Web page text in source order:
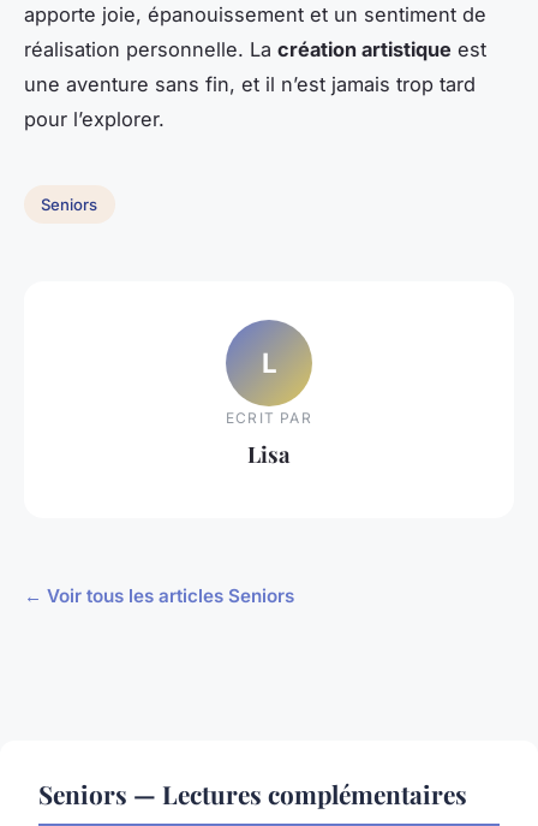
apporte joie, épanouissement et un sentiment de
réalisation personnelle. La création artistique est
une aventure sans fin, et il n’est jamais trop tard
pour l’explorer.
Seniors
L
ECRIT PAR
Lisa
← Voir tous les articles Seniors
Seniors — Lectures complémentaires